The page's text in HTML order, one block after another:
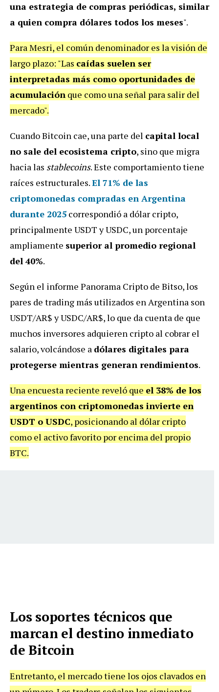
una estrategia de compras periódicas, similar
a quien compra dólares todos los meses".
Para Mesri, el común denominador es la visión de
largo plazo: "Las caídas suelen ser
interpretadas más como oportunidades de
acumulación que como una señal para salir del
mercado".
Cuando Bitcoin cae, una parte del capital local
no sale del ecosistema cripto, sino que migra
hacia las stablecoins. Este comportamiento tiene
raíces estructurales.El 71% de las
criptomonedas compradas en Argentina
durante 2025 correspondió a dólar cripto,
principalmente USDT y USDC, un porcentaje
ampliamente superior al promedio regional
del 40%.
Según el informe Panorama Cripto de Bitso, los
pares de trading más utilizados en Argentina son
USDT/AR$ y USDC/AR$, lo que da cuenta de que
muchos inversores adquieren cripto al cobrar el
salario, volcándose a dólares digitales para
protegerse mientras generan rendimientos.
Una encuesta reciente reveló que el 38% de los
argentinos con criptomonedas invierte en
USDT o USDC, posicionando al dólar cripto
como el activo favorito por encima del propio
BTC.
Los soportes técnicos que
marcan el destino inmediato
de Bitcoin
Entretanto, el mercado tiene los ojos clavados en